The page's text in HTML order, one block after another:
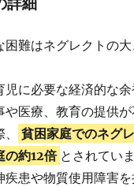
困難はネグレクトの
児に必要な経済的な
や医療、教育の提供が
貧困家庭でのネグ
の約12倍 とされていま
疾患や物質使用障害